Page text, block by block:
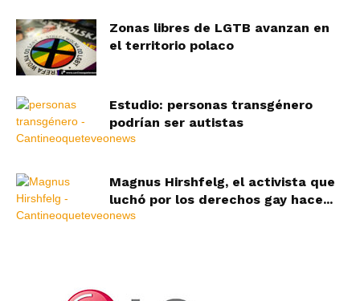
Zonas libres de LGTB avanzan en
el territorio polaco
Estudio: personas transgénero
podrían ser autistas
Magnus Hirshfelg, el activista que
luchó por los derechos gay hace...